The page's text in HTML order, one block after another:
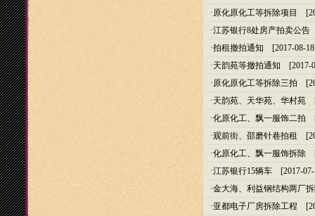
·原化原化工等拆除项目
·江苏银行8处房产拍卖公告
·拍租撤拍通知 [2017-08-
·天韵苑等撤拍通知 [2017-
·原化原化工等拆除三拍
·天韵苑、天华苑、华村苑
·化原化工、飘一服饰二拍
·观前街、邵磨针巷拍租
·化原化工、飘一服饰拆除
·江苏银行15辆车 [2017-
·金大海、利益钢结构两厂
·亚都电子厂房拆除工程